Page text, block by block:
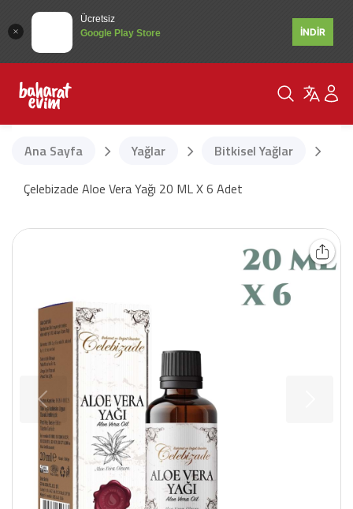
Ücretsiz
Google Play Store
İNDİR
Ana Sayfa Yağlar
Bitkisel Yağlar
Çelebizade Aloe Vera Yağı 20 ML X 6 Adet